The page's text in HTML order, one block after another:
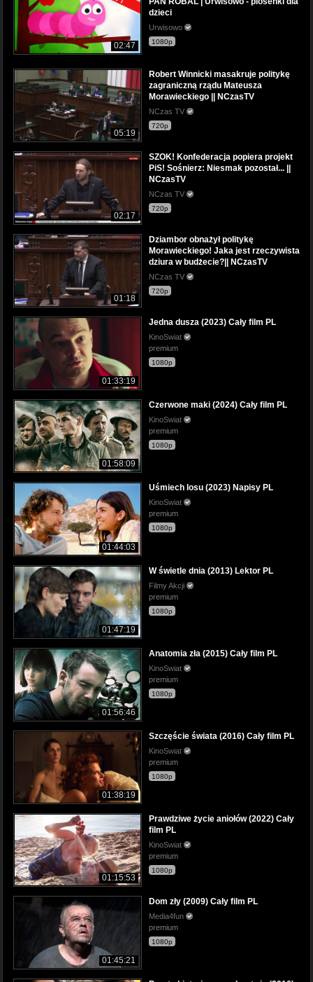
02:47
dzieci
Urwisowo
1080p
05:19
Robert Winnicki masakruje politykę
zagraniczną rządu Mateusza
Morawieckiego || NCzasTV
NCzas TV
720p
02:17
SZOK! Konfederacja popiera projekt
PiS! Sośnierz: Niesmak pozostał... ||
NCzasTV
NCzas TV
720p
01:18
Dziambor obnażył politykę
Morawieckiego! Jaka jest rzeczywista
dziura w budżecie?|| NCzasTV
NCzas TV
720p
01:33:19
Jedna dusza (2023) Cały film PL
KinoSwiat
premium
1080p
01:58:09
Czerwone maki (2024) Cały film PL
KinoSwiat
premium
1080p
01:44:03
Uśmiech losu (2023) Napisy PL
KinoSwiat
premium
1080p
01:47:19
W świetle dnia (2013) Lektor PL
Filmy Akcji
premium
1080p
01:56:46
Anatomia zła (2015) Cały film PL
KinoSwiat
premium
1080p
01:38:19
Szczęście świata (2016) Cały film PL
KinoSwiat
premium
1080p
01:15:53
Prawdziwe życie aniołów (2022) Cały
film PL
KinoSwiat
premium
1080p
01:45:21
Dom zły (2009) Cały film PL
Media4fun
premium
1080p